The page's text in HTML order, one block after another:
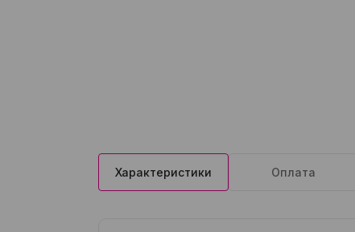
Характеристики Оплата